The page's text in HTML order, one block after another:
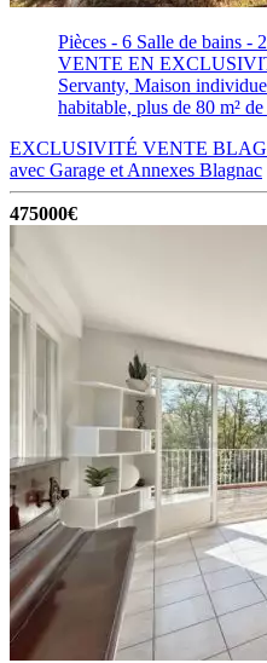
Pièces - 6 Salle de bains - 2
VENTE EN
Servanty, Maison
habitable, plus de 80 m²
EXCLUSIVITÉ VENTE
avec Garage et Annexes Blagnac
475000€